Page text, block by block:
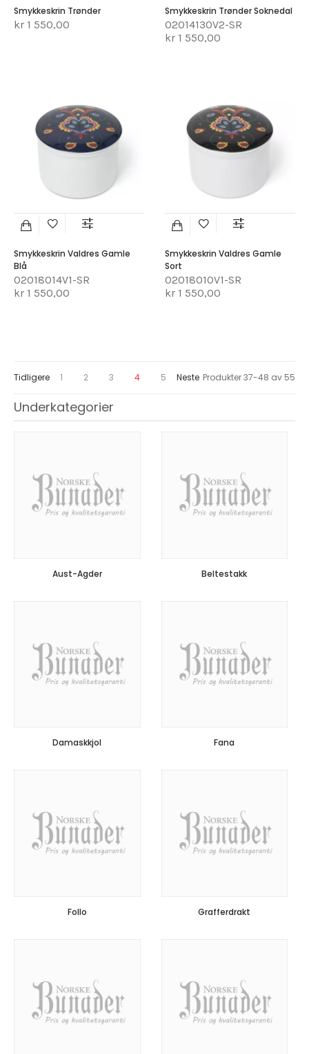
Smykkeskrin Trønder
kr 1 550,00
Smykkeskrin Trønder Soknedal
02014130V2-SR
kr 1 550,00
Smykkeskrin Valdres Gamle
Blå
02018014V1-SR
kr 1 550,00
Smykkeskrin Valdres Gamle
Sort
02018010V1-SR
kr 1 550,00
Produkter37-48 av 55
Page
Tidligere Page
1 Page
2 Page
3 You're currently reading page
4 Page
5 Page
Neste
Underkategorier
Aust-Agder Beltestakk
Damaskkjol Fana
Follo Grafferdrakt